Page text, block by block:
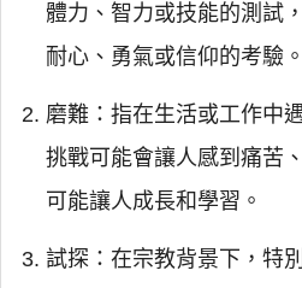
體力、智力或技能的測試
耐心、勇氣或信仰的考驗。
磨難：指在生活或工作中
挑戰可能會讓人感到痛苦
可能讓人成長和學習。
試探：在宗教背景下，特